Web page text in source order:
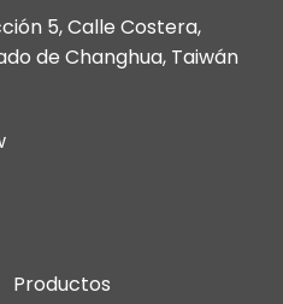
5, Calle Costera,
de Changhua, Taiwán
Productos